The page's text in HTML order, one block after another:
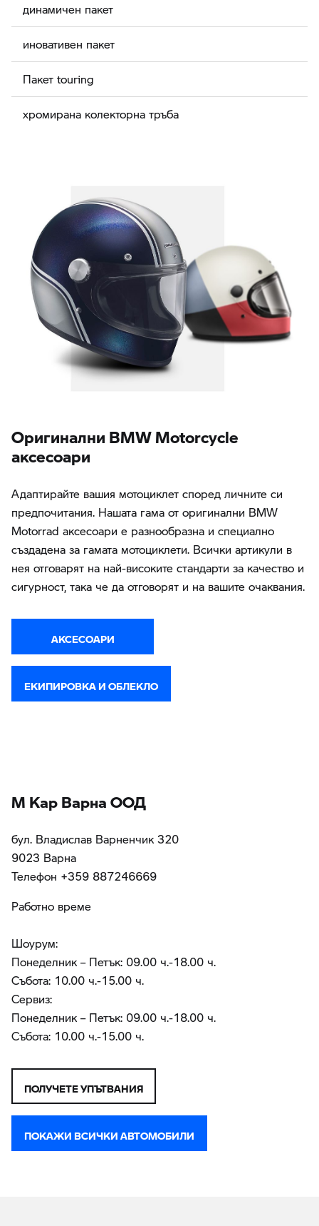
динамичен пакет
иновативен пакет
Пакет touring
хромирана колекторна тръба
Oригинални BMW Motorcycle
аксесоари
Адаптирайте вашия мотоциклет според личните си
предпочитания. Нашата гама от оригинални BMW
Motorrad аксесоари е разнообразна и специално
създадена за гамата мотоциклети. Всички артикули в
нея отговарят на най-високите стандарти за качество и
сигурност, така че да отговорят и на вашите очаквания.
АКСЕСОАРИ
ЕКИПИРОВКА И ОБЛЕКЛО
М Кар Варна ООД
бул. Владислав Варненчик 320
9023 Варна
Teлефон +359 887246669
Работно време
Шоурум:
Понеделник – Петък: 09.00 ч.-18.00 ч.
Събота: 10.00 ч.-15.00 ч.
Сервиз:
Понеделник – Петък: 09.00 ч.-18.00 ч.
Събота: 10.00 ч.-15.00 ч.
ПОЛУЧЕТЕ УПЪТВАНИЯ
ПОКАЖИ ВСИЧКИ АВТОМОБИЛИ